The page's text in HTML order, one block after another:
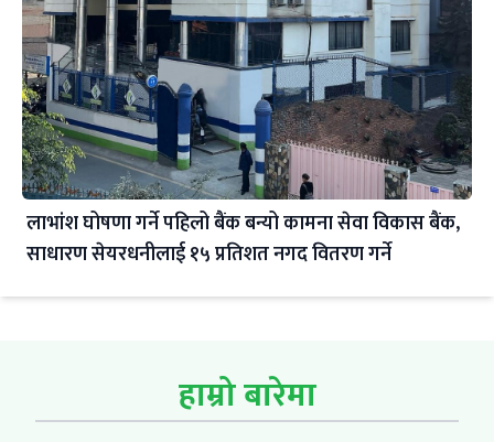
लाभांश घोषणा गर्ने पहिलो बैंक बन्यो कामना सेवा विकास बैंक,
साधारण सेयरधनीलाई १५ प्रतिशत नगद वितरण गर्ने
हाम्रो बारेमा